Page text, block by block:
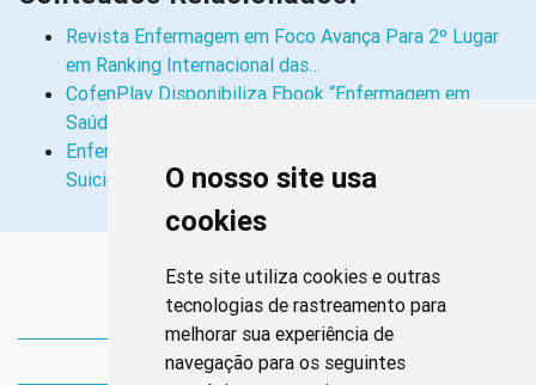
O nosso site usa
cookies
Este site utiliza cookies e outras
tecnologias de rastreamento para
melhorar sua experiência de
navegação para os seguintes
Revista Enfermagem em Foco Avança Para 2º Lugar
em Ranking Internacional das…
CofenPlay Disponibiliza Ebook “Enfermagem em
Saúde da Mulher na Atenção Básica”
Enfermagem Solidária Vai Abordar “Comportamento
Suicida” Durante Live no CofenPlay
Links Rápidos
Bibliotecas Corens
Bases da Saúde